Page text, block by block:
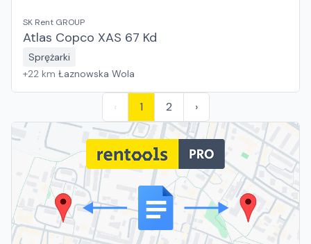
SK Rent GROUP
Atlas Copco XAS 67 Kd
Sprężarki
+22 km Łaznowska Wola
‹ 1 2 ›